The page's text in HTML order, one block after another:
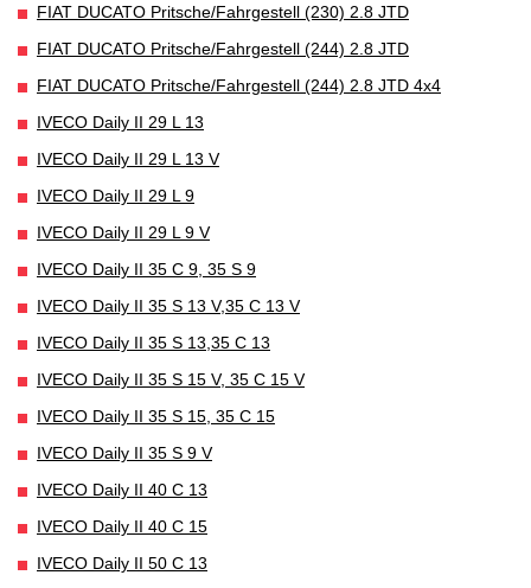
FIAT DUCATO Pritsche/Fahrgestell (230) 2.8 JTD
FIAT DUCATO Pritsche/Fahrgestell (244) 2.8 JTD
FIAT DUCATO Pritsche/Fahrgestell (244) 2.8 JTD 4x4
IVECO Daily II 29 L 13
IVECO Daily II 29 L 13 V
IVECO Daily II 29 L 9
IVECO Daily II 29 L 9 V
IVECO Daily II 35 C 9, 35 S 9
IVECO Daily II 35 S 13 V,35 C 13 V
IVECO Daily II 35 S 13,35 C 13
IVECO Daily II 35 S 15 V, 35 C 15 V
IVECO Daily II 35 S 15, 35 C 15
IVECO Daily II 35 S 9 V
IVECO Daily II 40 C 13
IVECO Daily II 40 C 15
IVECO Daily II 50 C 13